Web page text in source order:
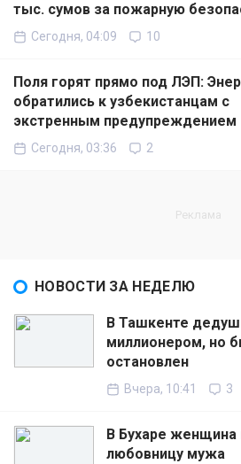
тыс. сумов за пожарную
Сегодня, 04:09 10
Поля горят прямо под ЛЭП:
обратились к узбекистанцам с
экстренным предупреждением
Сегодня, 03:36 2
НОВОСТИ ЗА НЕДЕЛЮ
В Ташкенте
миллионером, но
остановлен
Вчера, 10:41 3
В Бухаре
любовницу мужа